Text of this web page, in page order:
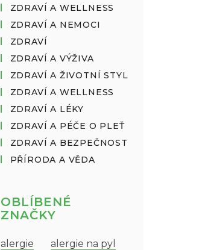
ZDRAVÍ A WELLNESS
ZDRAVÍ A NEMOCI
ZDRAVÍ
ZDRAVÍ A VÝŽIVA
ZDRAVÍ A ŽIVOTNÍ STYL
ZDRAVÍ A WELLNESS
ZDRAVÍ A LÉKY
ZDRAVÍ A PÉČE O PLEŤ
ZDRAVÍ A BEZPEČNOST
PŘÍRODA A VĚDA
OBLÍBENÉ
ZNAČKY
alergie
alergie na pyl